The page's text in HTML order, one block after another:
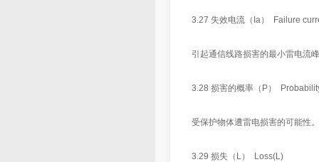
3.27 失效电流（Ia） Failure
引起通信线路损害的最小雷电流
3.28 损害的概率（P）
受保护物体遭雷电损害的可能性。
3.29 损失（L） Loss(L)